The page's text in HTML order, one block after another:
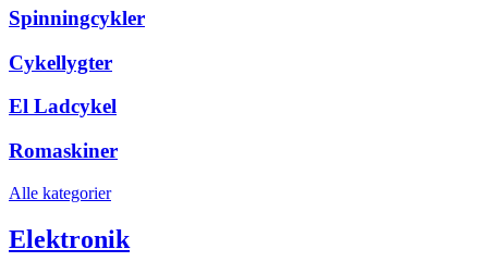
Spinningcykler
Cykellygter
El Ladcykel
Romaskiner
Alle kategorier
Elektronik